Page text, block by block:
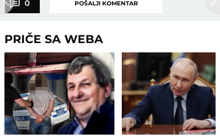
0 POŠALJI KOMENTAR
PRIČE SA WEBA